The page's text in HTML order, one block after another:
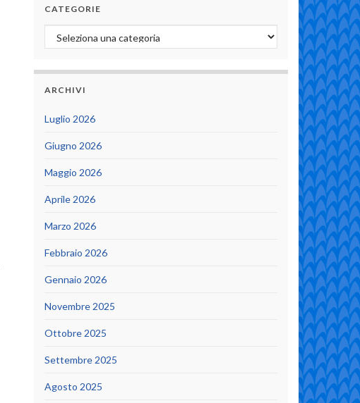
CATEGORIE
Categorie
ARCHIVI
Luglio 2026
Giugno 2026
Maggio 2026
Aprile 2026
Marzo 2026
Febbraio 2026
Gennaio 2026
Novembre 2025
Ottobre 2025
Settembre 2025
Agosto 2025